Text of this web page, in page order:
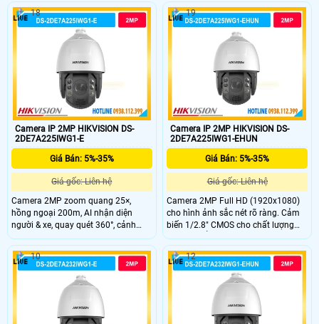
chuẩn IP67.
Camera IP 2MP HIKVISION DS-
2DE7A225IWG1-E
Giá Bán: 5%-35%
Giá gốc: Liên hệ
Camera 2MP zoom quang 25×,
hồng ngoại 200m, AI nhận diện
người & xe, quay quét 360°, cảnh
báo đèn và âm thanh, bền bỉ IP67.
18
Camera IP 2MP HIKVISION DS-
2DE7A225IWG1-EHUN
Giá Bán: 5%-35%
Giá gốc: Liên hệ
Camera 2MP Full HD (1920x1080)
cho hình ảnh sắc nét rõ ràng. Cảm
biến 1/2.8" CMOS cho chất lượng
hình ảnh ổn định. Hồng ngoại tầm
xa 200m hỗ trợ giám sát ban đêm
liên tục. PTZ xoay 360° không điểm
mù, bao quát toàn khu vực rộng.
Âm thanh 2 chiều với micro kép và
loa tích hợp.
19
10 12